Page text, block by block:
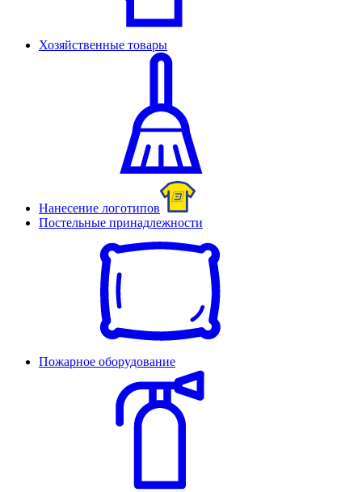
Хозяйственные товары
Нанесение логотипов
Постельные принадлежности
Пожарное оборудование